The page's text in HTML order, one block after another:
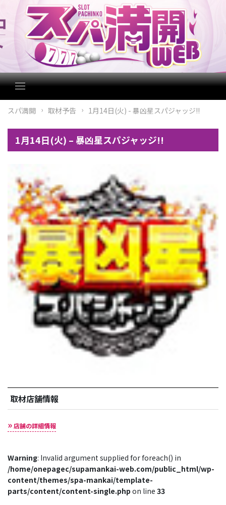
スパ満開 取材予告 1月14日(火) - 暴凶星スパジャッジ!!
1月14日(火) – 暴凶星スパジャッジ!!
取材店舗情報
店舗の詳細情報
Warning: Invalid argument supplied for foreach() in
/home/onepagec/supamankai-web.com/public_html/wp-
content/themes/spa-mankai/template-
parts/content/content-single.php on line 33